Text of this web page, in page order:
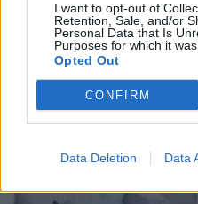
I want to opt-out of
Retention, Sale, and/or
Personal Data that Is
Purposes for which it was
Opted Out
CONFIRM
Data Deletion Data